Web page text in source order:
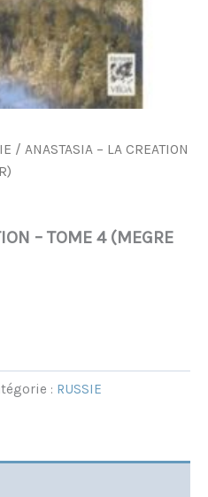
/ ANASTASIA – LA CREATION
– TOME 4 (MEGRE
: RUSSIE